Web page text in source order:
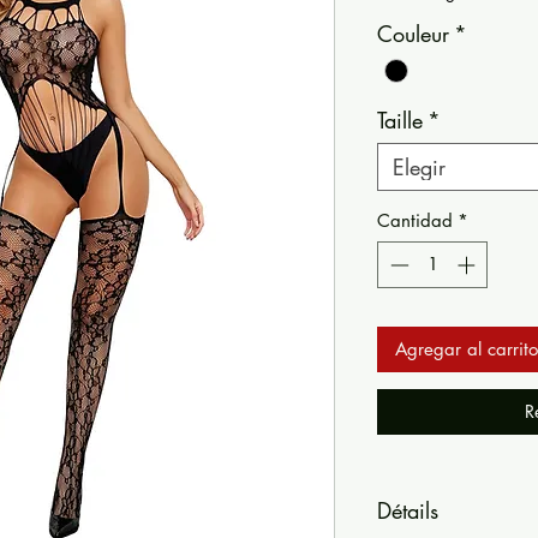
Couleur *
Taille *
Elegir
Cantidad *
Agregar al carrito
Détails